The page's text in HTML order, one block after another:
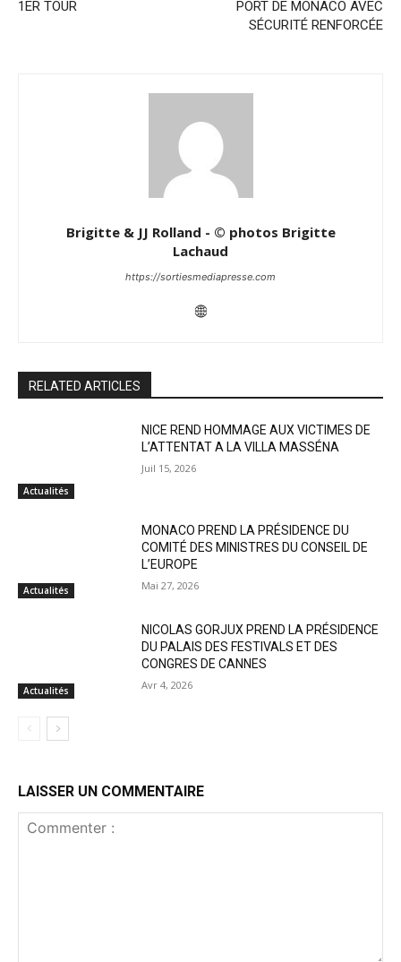
1ER TOUR
PORT DE MONACO AVEC
SÉCURITÉ RENFORCÉE
Brigitte & JJ Rolland - © photos Brigitte
Lachaud
https://sortiesmediapresse.com
RELATED ARTICLES
Actualités
NICE REND HOMMAGE AUX VICTIMES DE
L’ATTENTAT A LA VILLA MASSÉNA
Juil 15, 2026
Actualités
MONACO PREND LA PRÉSIDENCE DU
COMITÉ DES MINISTRES DU CONSEIL DE
L’EUROPE
Mai 27, 2026
Actualités
NICOLAS GORJUX PREND LA PRÉSIDENCE
DU PALAIS DES FESTIVALS ET DES
CONGRES DE CANNES
Avr 4, 2026
LAISSER UN COMMENTAIRE